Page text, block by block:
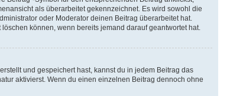
als überarbeitet gekennzeichnet. Es wird sowohl die
oder Moderator deinen Beitrag überarbeitet hat.
können, wenn bereits jemand darauf geantwortet hat.
und gespeichert hast, kannst du in jedem Beitrag das
aktivierst. Wenn du einen einzelnen Beitrag dennoch ohne